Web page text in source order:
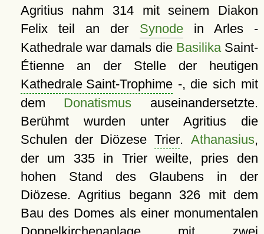
Agritius nahm 314 mit seinem Diakon
Felix teil an der Synodein Arles -
Kathedrale war damals die BasilikaSaint-
Étienne an der Stelle der heutigen
Kathedrale Saint-Trophime-, die sich mit
dem Donatismus auseinandersetzte.
Berühmt wurden unter Agritius die
Schulen der DiözeseTrier. Athanasius,
der um 335 in Trier weilte, pries den
hohen Stand des Glaubens in der
Diözese. Agritius begann 326 mit dem
Bau des Domes als einer monumentalen